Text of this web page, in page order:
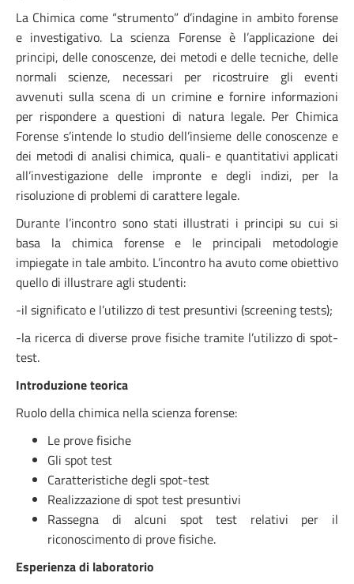
La Chimica come “strumento” d’indagine in ambito forense
e investigativo. La scienza Forense è l’applicazione dei
principi, delle conoscenze, dei metodi e delle tecniche, delle
normali scienze, necessari per ricostruire gli eventi
avvenuti sulla scena di un crimine e fornire informazioni
per rispondere a questioni di natura legale. Per Chimica
Forense s’intende lo studio dell’insieme delle conoscenze e
dei metodi di analisi chimica, quali- e quantitativi applicati
all’investigazione delle impronte e degli indizi, per la
risoluzione di problemi di carattere legale.
Durante l’incontro sono stati illustrati i principi su cui si
basa la chimica forense e le principali metodologie
impiegate in tale ambito. L’incontro ha avuto come obiettivo
quello di illustrare agli studenti:
-il significato e l’utilizzo di test presuntivi (screening tests);
-la ricerca di diverse prove fisiche tramite l’utilizzo di spot-
test.
Introduzione teorica
Ruolo della chimica nella scienza forense:
Le prove fisiche
Gli spot test
Caratteristiche degli spot-test
Realizzazione di spot test presuntivi
Rassegna di alcuni spot test relativi per il
riconoscimento di prove fisiche.
Esperienza di laboratorio